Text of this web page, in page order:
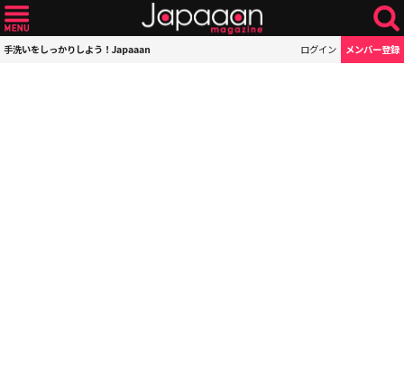
手洗いをしっかりしよう！Japaaan ログイン メンバー登録